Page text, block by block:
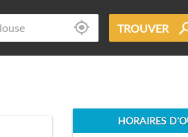
TROUVER
HORAIRES